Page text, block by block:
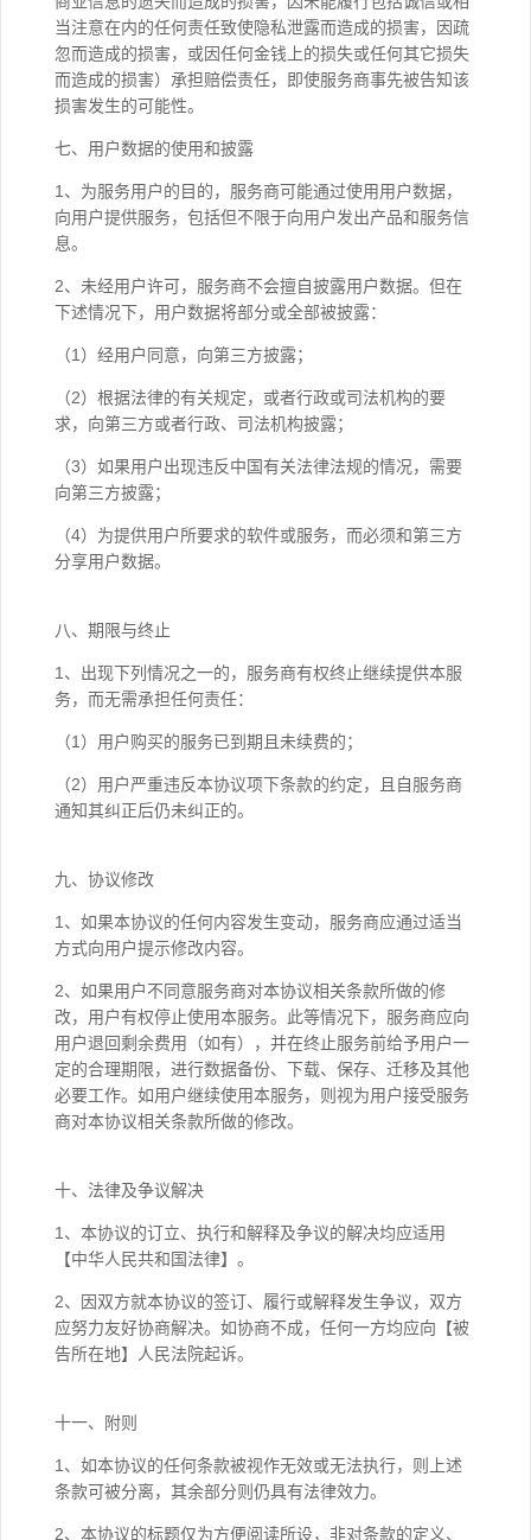
当注意在内的任何责任致使隐私泄露而造成的损害，因疏
忽而造成的损害，或因任何金钱上的损失或任何其它损失
而造成的损害）承担赔偿责任，即使服务商事先被告知该
损害发生的可能性。
七、用户数据的使用和披露
1、为服务用户的目的，服务商可能通过使用用户数据，
向用户提供服务，包括但不限于向用户发出产品和服务信
息。
2、未经用户许可，服务商不会擅自披露用户数据。但在
下述情况下，用户数据将部分或全部被披露：
（1）经用户同意，向第三方披露；
（2）根据法律的有关规定，或者行政或司法机构的要
求，向第三方或者行政、司法机构披露；
（3）如果用户出现违反中国有关法律法规的情况，需要
向第三方披露；
（4）为提供用户所要求的软件或服务，而必须和第三方
分享用户数据。
八、期限与终止
1、出现下列情况之一的，服务商有权终止继续提供本服
务，而无需承担任何责任：
（1）用户购买的服务已到期且未续费的；
（2）用户严重违反本协议项下条款的约定，且自服务商
通知其纠正后仍未纠正的。
九、协议修改
1、如果本协议的任何内容发生变动，服务商应通过适当
方式向用户提示修改内容。
2、如果用户不同意服务商对本协议相关条款所做的修
改，用户有权停止使用本服务。此等情况下，服务商应向
用户退回剩余费用（如有），并在终止服务前给予用户一
定的合理期限，进行数据备份、下载、保存、迁移及其他
必要工作。如用户继续使用本服务，则视为用户接受服务
商对本协议相关条款所做的修改。
十、法律及争议解决
1、本协议的订立、执行和解释及争议的解决均应适用
【中华人民共和国法律】。
2、因双方就本协议的签订、履行或解释发生争议，双方
应努力友好协商解决。如协商不成，任何一方均应向【被
告所在地】人民法院起诉。
十一、附则
1、如本协议的任何条款被视作无效或无法执行，则上述
条款可被分离，其余部分则仍具有法律效力。
2、本协议的标题仅为方便阅读所设，非对条款的定义、